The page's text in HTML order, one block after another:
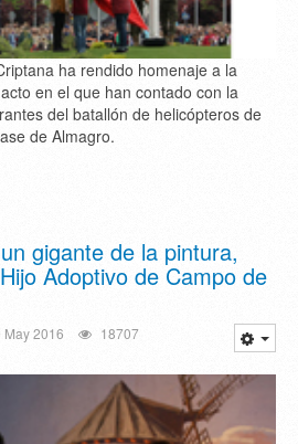
ha rendido homenaje a la
en el que han contado con la
del batallón de helicópteros de
de Almagro.
gigante de la pintura,
Adoptivo de Campo de
May 2016 18707